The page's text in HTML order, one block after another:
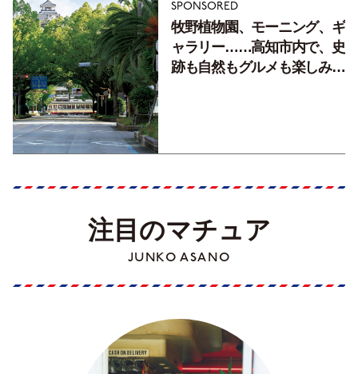
SPONSORED
牧野植物園、モーニング、ギ
ャラリー……高知市内で、史
跡も自然もグルメも楽しみ尽
注目のマチュア
JUNKO ASANO